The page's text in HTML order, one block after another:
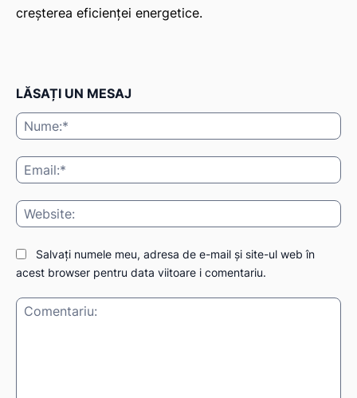
creșterea eficienței energetice.
LĂSAȚI UN MESAJ
Salvați numele meu, adresa de e-mail și site-ul web în
acest browser pentru data viitoare i comentariu.